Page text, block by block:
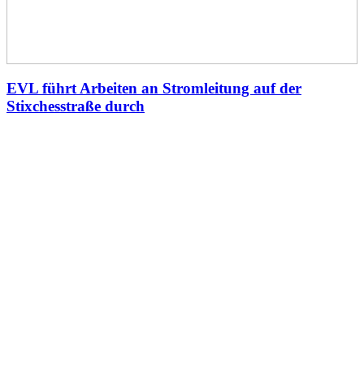
EVL führt Arbeiten an Stromleitung auf der
Stixchesstraße durch